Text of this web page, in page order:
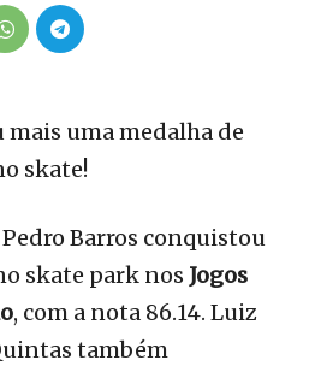
uma medalha de
skate!
Barros conquistou
skate park nos Jogos
, com a nota 86.14. Luiz
também